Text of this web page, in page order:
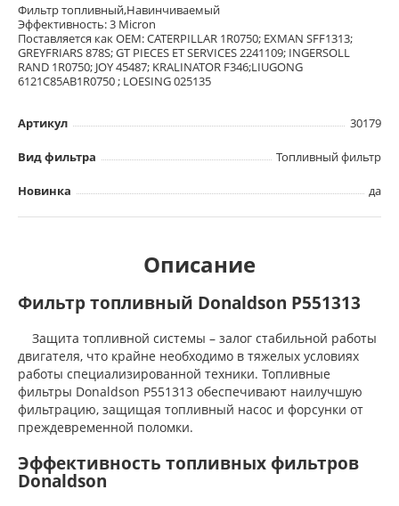
Фильтр топливный,Навинчиваемый
Эффективность: 3 Micron
Поставляется как OEM: CATERPILLAR 1R0750; EXMAN SFF1313;
GREYFRIARS 878S; GT PIECES ET SERVICES 2241109; INGERSOLL
RAND 1R0750; JOY 45487; KRALINATOR F346;LIUGONG
6121C85AB1R0750 ; LOESING 025135
Артикул 30179
Вид фильтра Топливный фильтр
Новинка да
Описание
Фильтр топливный Donaldson P551313
Защита топливной системы – залог стабильной работы
двигателя, что крайне необходимо в тяжелых условиях
работы специализированной техники. Топливные
фильтры Donaldson P551313 обеспечивают наилучшую
фильтрацию, защищая топливный насос и форсунки от
преждевременной поломки.
Эффективность топливных фильтров
Donaldson